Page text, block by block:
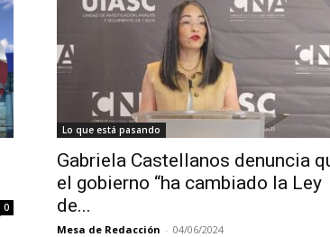
0
Lo que está pasando
Gabriela Castellanos denuncia
el gobierno “ha cambiado la Ley
de...
Mesa de Redacción - 04/06/2024